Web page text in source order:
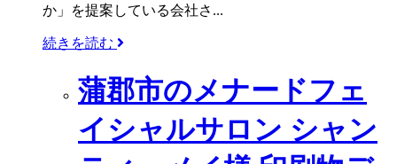
か」を提案している会社さ...
続きを読む
蒲郡市のメナードフェ
イシャルサロン シャン